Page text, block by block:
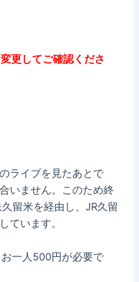
更してご確認くださ
ライブを見たあとで
いません。このため終
留米を経由し、JR久留
ています。
一人500円が必要で